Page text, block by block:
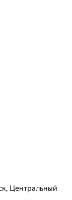
Центральный